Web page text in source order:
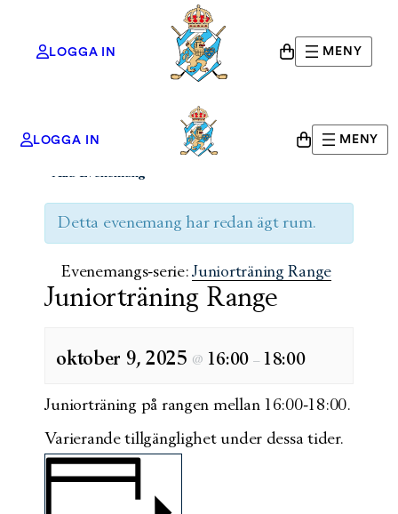
LOGGA IN MENY
LOGGA IN MENY
« Alla Evenemang
Detta evenemang har redan ägt rum.
Evenemangs-serie:Juniorträning Range
Juniorträning Range
oktober 9, 2025 @ 16:00 – 18:00
Juniorträning på rangen mellan 16:00-18:00.
Varierande tillgänglighet under dessa tider.